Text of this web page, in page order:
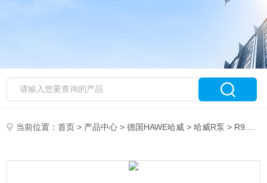
当前位置：首页 > 产品中心 >德国HAWE哈威 >哈威R泵 > R9.8-9.8-9.8-9.8A哈威HAWE高压径向柱塞泵R9.8-9.8-9.8-9.8